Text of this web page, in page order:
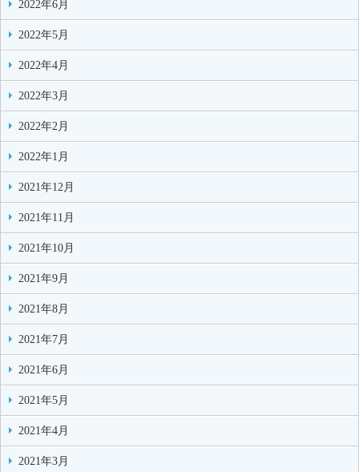
2022年6月
2022年5月
2022年4月
2022年3月
2022年2月
2022年1月
2021年12月
2021年11月
2021年10月
2021年9月
2021年8月
2021年7月
2021年6月
2021年5月
2021年4月
2021年3月